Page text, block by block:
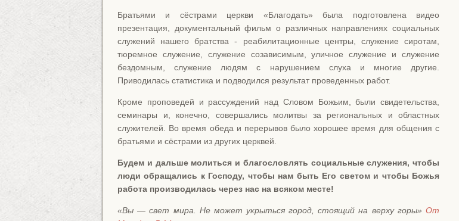
Братьями и сёстрами церкви «Благодать» была подготовлена видео
презентация, документальный фильм о различных направлениях социальных
служений нашего братства - реабилитационные центры, служение сиротам,
тюремное служение, служение созависимым, уличное служение и служение
бездомным, служение людям с нарушением слуха и многие другие.
Приводилась статистика и подводился результат проведенных работ.
Кроме проповедей и рассуждений над Словом Божьим, были свидетельства,
семинары и, конечно, совершались молитвы за региональных и областных
служителей. Во время обеда и перерывов было хорошее время для общения с
братьями и сёстрами из других церквей.
Будем и дальше молиться и благословлять социальные служения, чтобы
люди обращались к Господу, чтобы нам быть Его светом и чтобы Божья
работа производилась через нас на всяком месте!
«Вы — свет мира. Не может укрыться город, стоящий на верху горы» От